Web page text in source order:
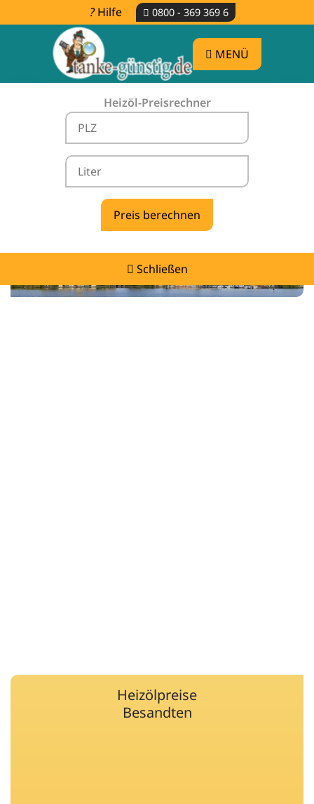
Hilfe 0800 - 369 369 6
MENÜ
Heizöl-Preisrechner
Schließen
Heizölpreise Besandten -
vergleichen & günstig tanken
Heizölpreise
Besandten